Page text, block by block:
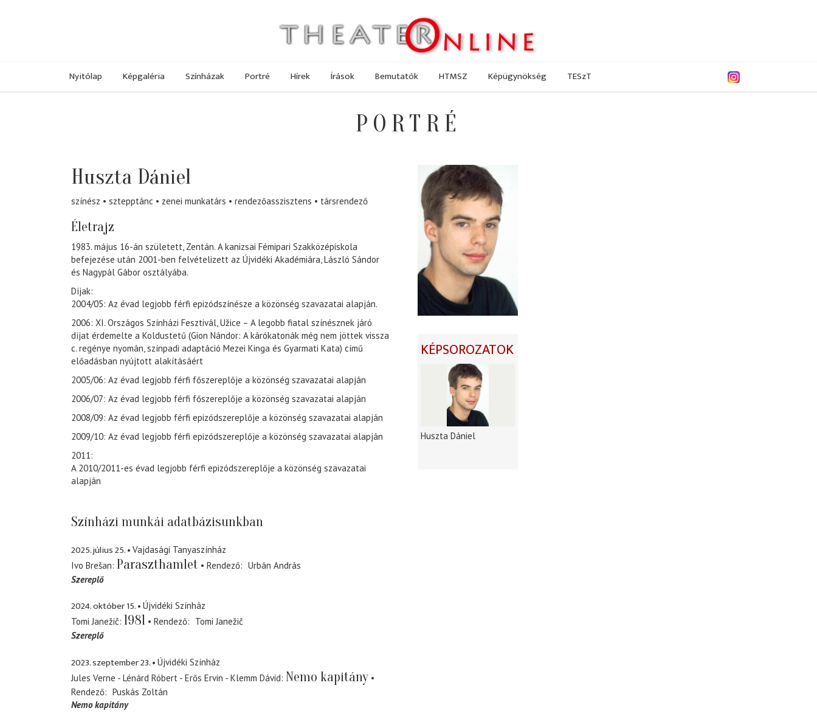
Nyitólap Képgaléria Színházak Portré Hírek Írások Bemutatók HTMSZ Képügynökség TESzT
PORTRÉ
Huszta Dániel
színész sztepptánc zenei munkatárs rendezőasszisztens társrendező
Életrajz
1983. május 16-án született, Zentán. A kanizsai Fémipari Szakközépiskola
befejezése után 2001-ben felvételizett az Újvidéki Akadémiára, László Sándor
és Nagypál Gábor osztályába.
Díjak:
2004/05: Az évad legjobb férfi epizódszínésze a közönség szavazatai alapján.
2006: XI. Országos Színházi Fesztivál, Užice – A legobb fiatal színésznek járó
díjat érdemelte a Koldustetű (Gion Nándor: A kárókatonák még nem jöttek vissza
c. regénye nyomán, színpadi adaptáció Mezei Kinga és Gyarmati Kata) című
előadásban nyújtott alakításáért
2005/06: Az évad legjobb férfi főszereplője a közönség szavazatai alapján
2006/07: Az évad legjobb férfi főszereplője a közönség szavazatai alapján
2008/09: Az évad legjobb férfi epizódszereplője a közönség szavazatai alapján
2009/10: Az évad legjobb férfi epizódszereplője a közönség szavazatai alapján
2011:
A 2010/2011-es évad legjobb férfi epizódszereplője a közönség szavazatai
alapján
Színházi munkái adatbázisunkban
2025. július 25.
Vajdasági Tanyaszínház
Ivo Brešan Paraszthamlet Rendező
Urbán András
Szereplő
2024. október 15.
Újvidéki Színház
Tomi Janežič 1981 Rendező
Tomi Janežič
Szereplő
2023. szeptember 23.
Újvidéki Színház
Jules Verne - Lénárd Róbert - Erős Ervin - Klemm Dávid Nemo kapitány
Rendező
Puskás Zoltán
Nemo kapitány
KÉPSOROZATOK
Huszta Dániel